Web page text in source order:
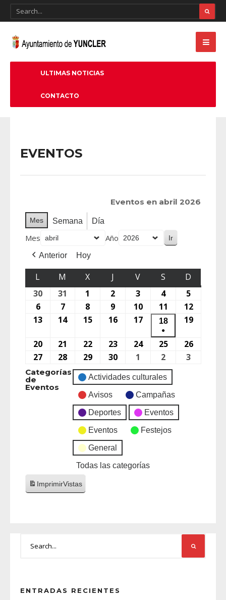
ULTIMAS NOTICIAS
CONTACTO
EVENTOS
Eventos en abril 2026
Mes Semana Día
Mes Año
Anterior Hoy
L M X J V S
D
30
31 1 2 3 4
5
6
7 8 9 10 11
12
13
14 15 16 17 18
●
19
20 21 22 23 24 25
26
27
28 29 30 1 2 3
Categorías
de
Eventos
Actividades culturales
Avisos Campañas
Deportes Eventos
Eventos Festejos
General
Todas las categorías
ImprimirVistas
ENTRADAS RECIENTES